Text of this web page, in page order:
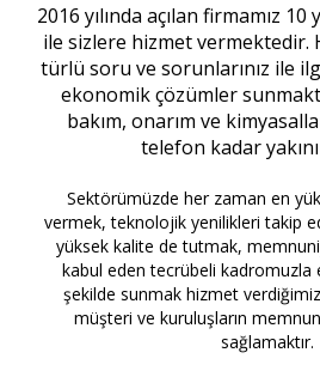
2016 yılında açılan firmamız
ile sizlere hizmet vermektedir.
türlü soru ve sorunlarınız ile
ekonomik çözümler
bakım, onarım ve
telefon kadar
Sektörümüzde her zaman en
vermek, teknolojik yenilikleri takip
yüksek kalite de tutmak,
kabul eden tecrübeli kadromuzla
şekilde sunmak hizmet
müşteri ve kuruluşların
sağlamaktır.